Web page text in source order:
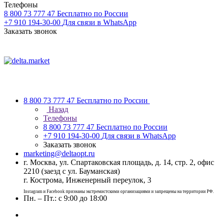
Телефоны
8 800 73 777 47 Бесплатно по России
+7 910 194-30-00 Для связи в WhatsApp
Заказать звонок
8 800 73 777 47 Бесплатно по России
Назад
Телефоны
8 800 73 777 47 Бесплатно по России
+7 910 194-30-00 Для связи в WhatsApp
Заказать звонок
marketing@deltaopt.ru
г. Москва, ул. Спартаковская площадь, д. 14, стр. 2, офис
2210 (заезд с ул. Бауманская)
г. Кострома, Инженерный переулок, 3
Instagram и Facebook признаны экстремистскими организациями и запрещены на территории РФ.
Пн. – Пт.: с 9:00 до 18:00